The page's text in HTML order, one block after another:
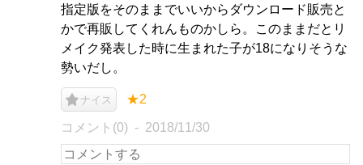
指定版をそのままでいいからダウンロード販売と
かで再販してくれんものかしら。このままだとリ
メイク発表した時に生まれた子が18になりそうな
勢いだし。
ナイス ★2
コメント(0) 2018/11/30